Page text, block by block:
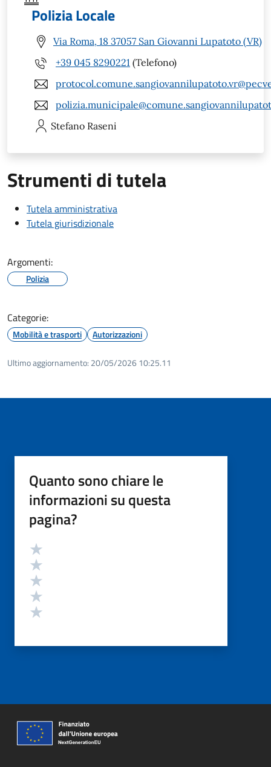
Polizia Locale
Via Roma, 18 37057 San Giovanni Lupatoto (VR)
+39 045 8290221 (Telefono)
Stefano Raseni
Strumenti di tutela
Tutela amministrativa
Tutela giurisdizionale
Argomenti:
Polizia
Categorie:
Mobilità e trasporti Autorizzazioni
Ultimo aggiornamento: 20/05/2026 10:25.11
Quanto sono chiare le
informazioni su questa
pagina?
Valutazione